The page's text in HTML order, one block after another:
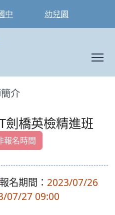
中 幼兒園
介
劍橋英檢精進班
報名時間
報名期間： 2023/07/26
07/27 09:00